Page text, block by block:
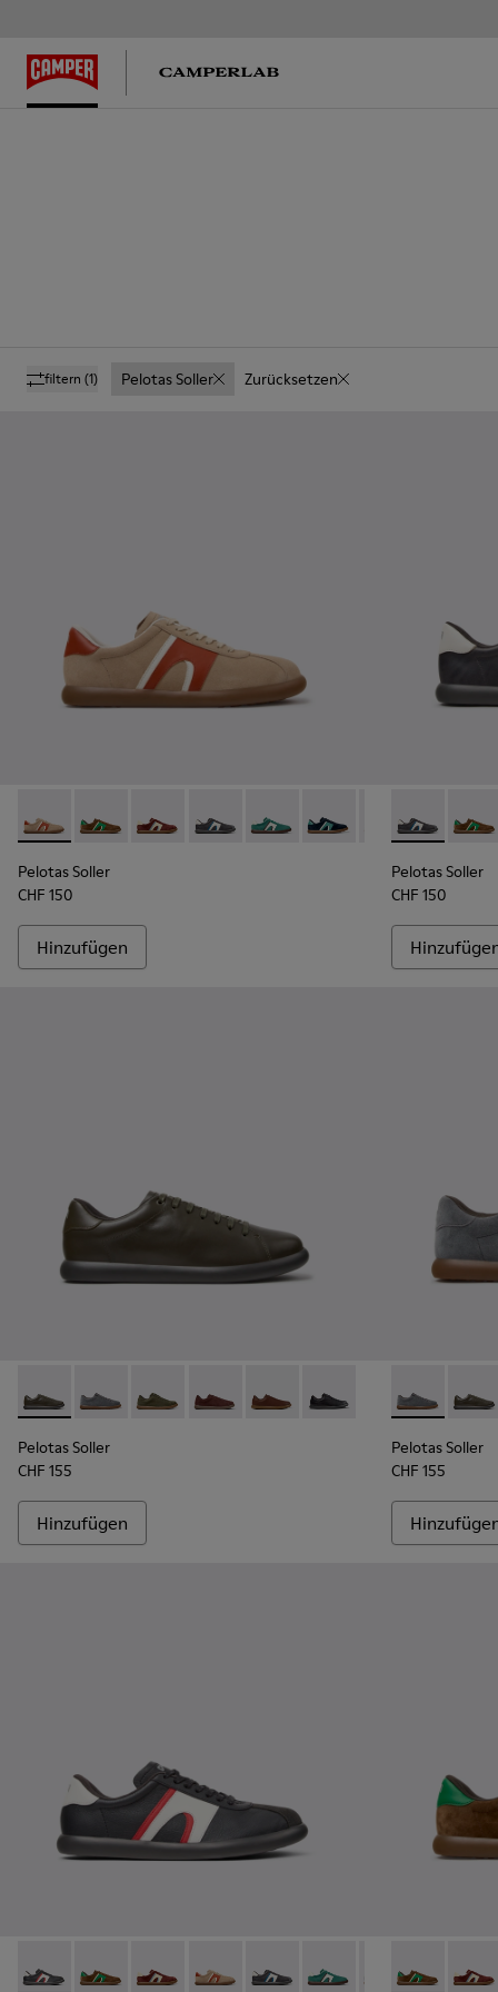
filtern (1) Pelotas Soller Zurücksetzen
Pelotas Soller - K100937-036 - Mehrfarbige Sneaker aus
Pelotas Soller - K100937-038 - Mehrfarbige Sneaker
Pelotas Soller - K100937-037 - Mehrfarbige
Pelotas Soller - K100937-033 -
Pelotas Soller - K100937-031
Pelotas Soller -Pelotas Soller -
Pelotas
Pelotas Soller
CHF 150
Hinzufügen
Pelotas
Pelotas Soller
CHF 150
Pelotas Soller - K101003-014 - Grüne Ledersneaker für
Pelotas Soller - K101003-015 - Graue Wildleder-
Pelotas Soller - K101003-009 - Grüner
Pelotas Soller - K101003-007 -
Pelotas Soller - K101003-004 -
Pelotas Soller -
Pelotas Soller
CHF 155
Hinzufügen
Pelotas
Pelotas Soller
CHF 155
Pelotas Soller - K100937-023 - Mehrfarbige Leder- und
Pelotas Soller - K100937-038 - Mehrfarbige Sneaker
Pelotas Soller - K100937-037 - Mehrfarbige
Pelotas Soller - K100937-036 -
Pelotas Soller - K100937-033
Pelotas Soller -
Pelotas Soller -
Pelotas
Pelotas